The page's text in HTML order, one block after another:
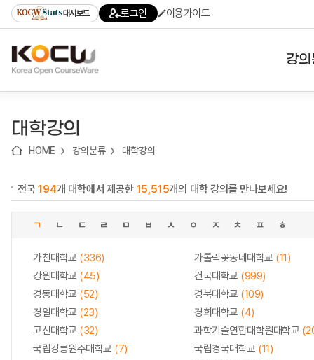
기
기
기
content)
가
대시보드 로그인 이용가이드
강
대학강의
HOME 강의분류 대학강의
전국194개 대학에서 제공한 15,515개의 대학 강의를 만나보세요!
ㄱ ㄴ ㄷ ㄹ ㅁ ㅂ ㅅ ㅇ ㅈ ㅊ ㅍ ㅎ
가천대학교 (336) 가톨릭꽃동네대학교 (11)
강원대학교 (45) 건국대학교 (999)
경동대학교 (52) 경북대학교 (109)
경일대학교 (23) 경희대학교 (4)
고신대학교 (32) 과학기술연합대학원대학교
국립강릉원주대학교 (7) 국립경국대학교 (11)